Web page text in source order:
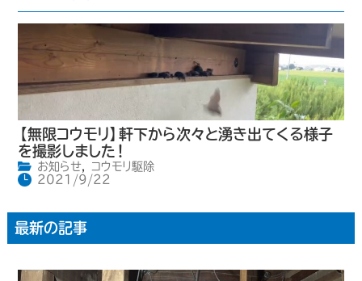
【無限コウモリ】軒下から次々と湧き出てくる様子
を撮影しました！
お知らせ,
コウモリ駆除
2021/9/22
最新の記事